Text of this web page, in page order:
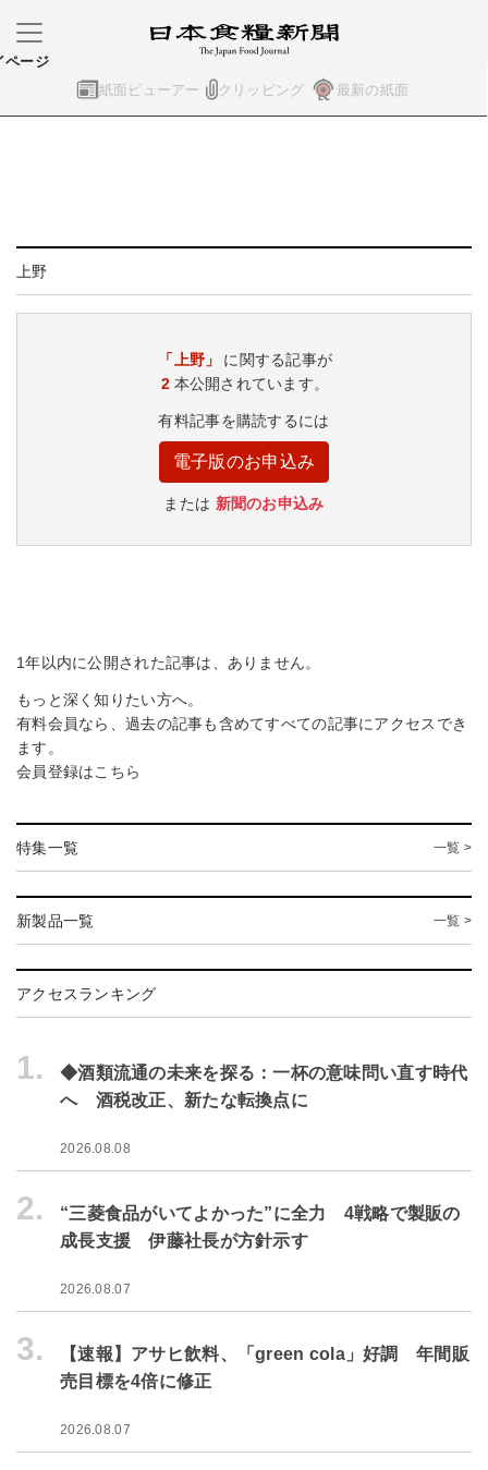
紙面ビューアー クリッピング 最新の紙面
ページ
上野
「上野」
に関する記事が
2 本公開されています。
有料記事を購読するには
電子版のお申込み
または 新聞のお申込み
1年以内に公開された記事は、ありません。
もっと深く知りたい方へ。
有料会員なら、過去の記事も含めてすべての記事にアクセスでき
ます。
会員登録はこちら
特集一覧 一覧 >
新製品一覧 一覧 >
アクセスランキング
1.
◆酒類流通の未来を探る：一杯の意味問い直す時代
へ 酒税改正、新たな転換点に
2026.08.08
2.
“三菱食品がいてよかった”に全力 4戦略で製販の
成長支援 伊藤社長が方針示す
2026.08.07
3.
【速報】アサヒ飲料、「green cola」好調 年間販
売目標を4倍に修正
2026.08.07